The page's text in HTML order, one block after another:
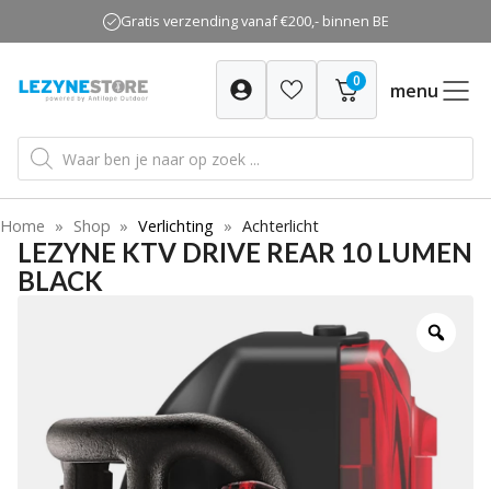
naar
inhoud
Gratis verzending vanaf €200,- binnen BE
0 menu
Producten
zoeken
Home » Shop » Verlichting » Achterlicht
LEZYNE KTV DRIVE REAR 10 LUMEN
BLACK